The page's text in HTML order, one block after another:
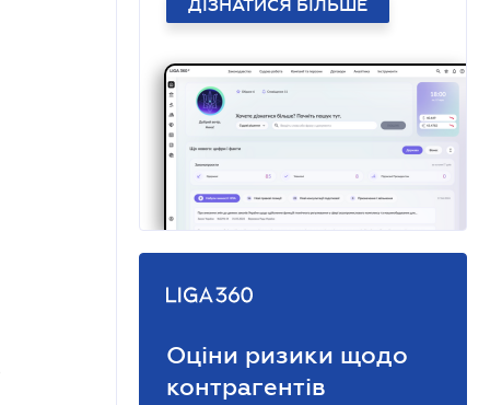
ДІЗНАТИСЯ БІЛЬШЕ
Оціни ризики щодо
контрагентів